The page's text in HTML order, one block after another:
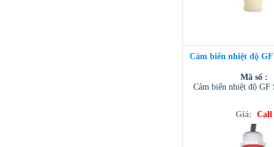
Cảm biến nhiệt độ GF
Mã số :
Cảm biến nhiệt độ GF
Giá: Call